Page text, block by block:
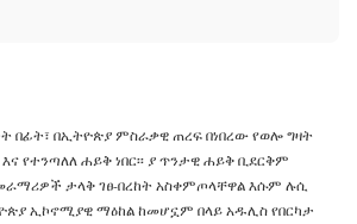
በፊት፣ በኢትዮጵያ ምስራቃዊ ጠረፍ በነበረው የወሎ ግዛት
የተንጣለለ ሐይቅ ነበር፡፡ ያ ጥንታዊ ሐይቅ ቢደርቅም
ታላቅ ገፀ-በረከት አስቀምጦላቸዋል እሱም ሉሲ
ኢኮኖሚያዊ ማዕከል ከመሆኗም በላይ አዱሊስ የበርካታ